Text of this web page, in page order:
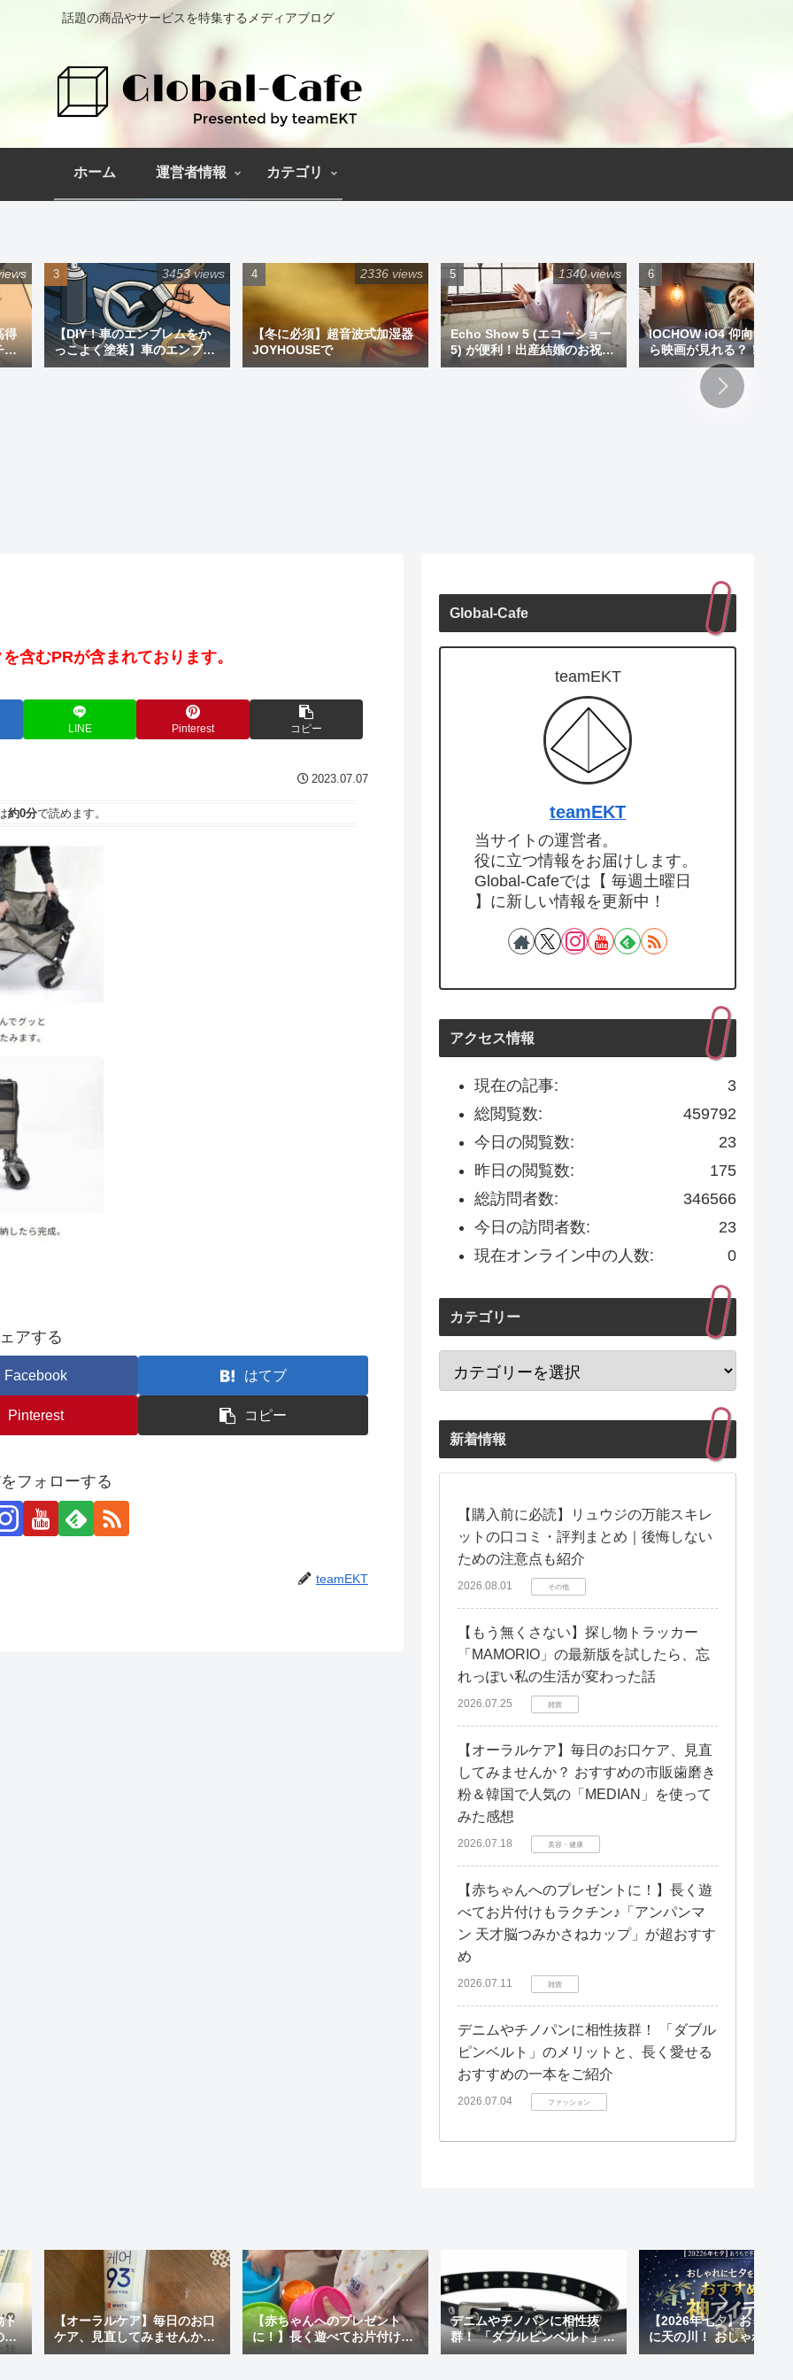
話題の商品やサービスを特集するメディアブログ
ホーム 運営者情報 カテゴリ
得
ペ
【DIY！車のエンブレムをか
っこよく塗装】車のエンブレ
ム塗装｜道具と失敗しない手
3453 views
【冬に必須】超音波式加湿器
JOYHOUSEで
2336 views
Echo Show 5 (エコーショー
5) が便利！出産結婚のお祝い
にプレゼントもアリです！
1340 views
IOCHOW iO4 仰向けで寝
ら映画が見れる？！ミニ
ジェクター
含むPRが含まれております。
LINE Pinterest コピー
2023.07.07
約0分で読めます。
アする
Facebook はてブ
Pinterest コピー
フォローする
teamEKT
Global-Cafe
teamEKT
teamEKT
当サイトの運営者。
役に立つ情報をお届けします。
Global-Cafeでは【 毎週土曜日
】に新しい情報を更新中！
アクセス情報
3
現在の記事:
459792
総閲覧数:
23
今日の閲覧数:
175
昨日の閲覧数:
346566
総訪問者数:
23
今日の訪問者数:
0
現在オンライン中の人数:
カテゴリー
新着情報
【購入前に必読】リュウジの万能スキレ
ットの口コミ・評判まとめ｜後悔しない
ための注意点も紹介
2026.08.01 その他
【もう無くさない】探し物トラッカー
「MAMORIO」の最新版を試したら、忘
れっぽい私の生活が変わった話
2026.07.25 雑貨
【オーラルケア】毎日のお口ケア、見直
してみませんか？ おすすめの市販歯磨き
粉＆韓国で人気の「MEDIAN」を使って
みた感想
2026.07.18 美容・健康
【赤ちゃんへのプレゼントに！】長く遊
べてお片付けもラクチン♪「アンパンマ
ン 天才脳つみかさねカップ」が超おすす
め
2026.07.11 雑貨
デニムやチノパンに相性抜群！ 「ダブル
ピンベルト」のメリットと、長く愛せる
おすすめの一本をご紹介
2026.07.04 ファッション
ト
最
い
【オーラルケア】毎日のお口
ケア、見直してみませんか？
おすすめの市販歯磨き粉＆韓
【赤ちゃんへのプレゼント
に！】長く遊べてお片付けも
ラクチン♪「アンパンマン 天
デニムやチノパンに相性抜
群！ 「ダブルピンベルト」の
メリットと、長く愛せるおす
【2026年七夕】おうちで
に天の川！ おしゃれに七
楽しむ「おすすめ神アイ